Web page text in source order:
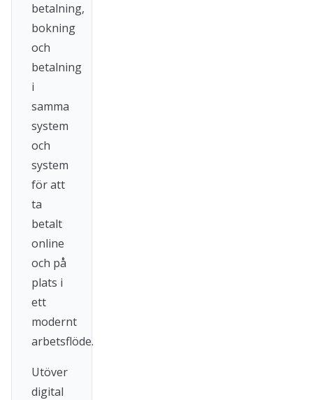
betalning,
bokning
och
betalning
i
samma
system
och
system
för att
ta
betalt
online
och på
plats i
ett
modernt
arbetsflöde.
Utöver
digital